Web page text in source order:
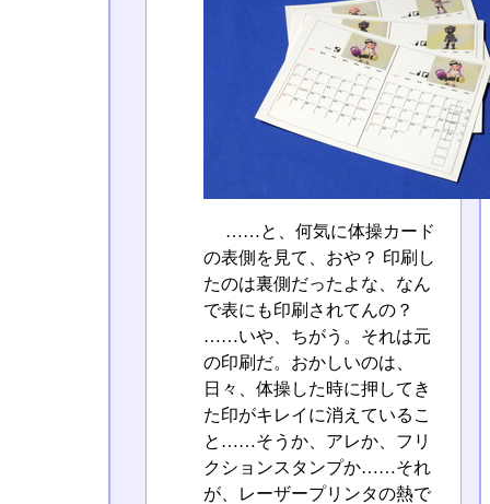
……と、何気に体操カード
の表側を見て、おや？ 印刷し
たのは裏側だったよな、なん
で表にも印刷されてんの？
……いや、ちがう。それは元
の印刷だ。おかしいのは、
日々、体操した時に押してき
た印がキレイに消えているこ
と……そうか、アレか、フリ
クションスタンプか……それ
が、レーザープリンタの熱で